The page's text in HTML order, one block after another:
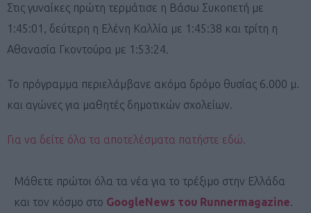
Στις γυναίκες πρώτη τερμάτισε η Βάσω Συκοπετή με
1:45:01, δεύτερη η Ελένη Καλλία με 1:45:38 και τρίτη η
Αθανασία Γκοντούρα με 1:53:24.
Το πρόγραμμα περιελάμβανε ακόμα δρόμο θυσίας 6.000 μ.
και αγώνες για μαθητές δημοτικών σχολείων.
Για να δείτε όλα τα αποτελέσματα πατήστε εδώ.
Μάθετε πρώτοι όλα τα νέα για το τρέξιμο στην Ελλάδα
και τον κόσμο στο GoogleNews του Runnermagazine.